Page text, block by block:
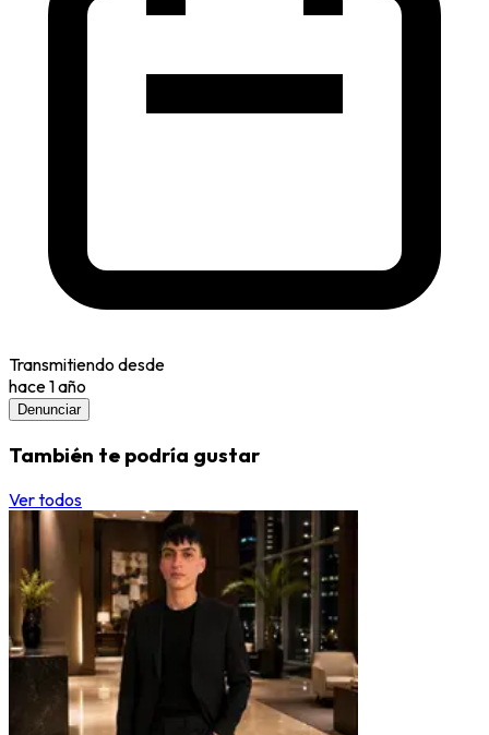
Transmitiendo desde
hace 1 año
Denunciar
También te podría gustar
Ver todos